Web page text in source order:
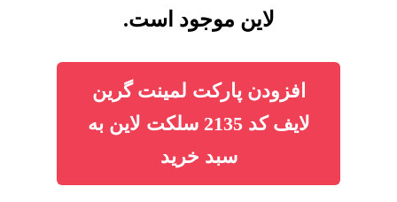
لاین موجود است.
افزودن پارکت لمینت گرین
لایف کد 2135 سلکت لاین به
سبد خرید